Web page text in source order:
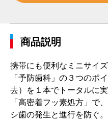
商品説明
携帯にも便利なミニサイズ
「予防歯科」の３つのポ
去）を１本でトータルに
「高密着フッ素処方」で
シ歯の発生と進行を防ぐ。